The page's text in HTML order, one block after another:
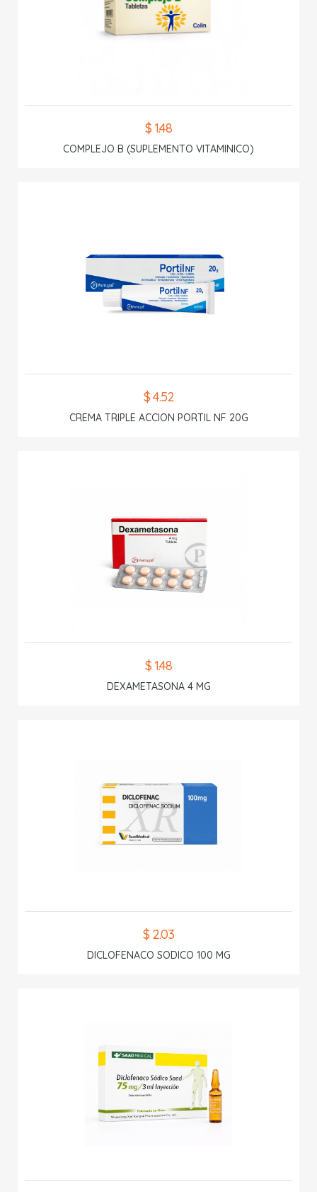
$ 1.48
COMPLEJO B (SUPLEMENTO VITAMINICO)
$ 4.52
CREMA TRIPLE ACCION PORTIL NF 20G
$ 1.48
DEXAMETASONA 4 MG
$ 2.03
DICLOFENACO SODICO 100 MG